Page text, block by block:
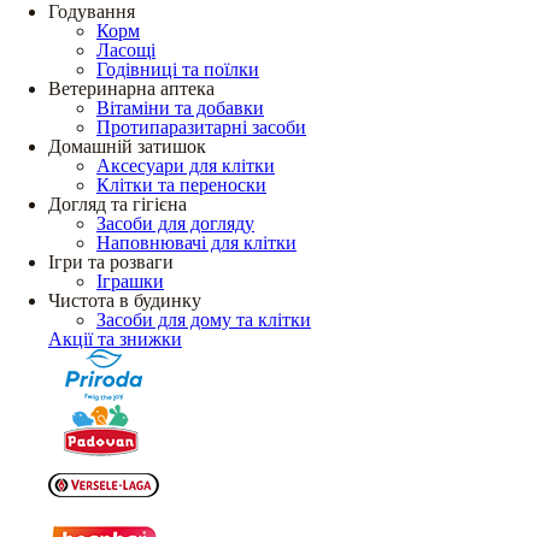
Годування
Корм
Ласощі
Годівниці та поїлки
Ветеринарна аптека
Вітаміни та добавки
Протипаразитарні засоби
Домашній затишок
Аксесуари для клітки
Клітки та переноски
Догляд та гігієна
Засоби для догляду
Наповнювачі для клітки
Ігри та розваги
Іграшки
Чистота в будинку
Засоби для дому та клітки
Акції та знижки